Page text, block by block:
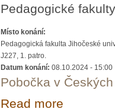
Pedagogické
Místo konání:
Pedagogická fakulta Jihočeské
J227, 1. patro.
Datum konání: 08.10.2024 - 15:00
Pobočka v
Read more